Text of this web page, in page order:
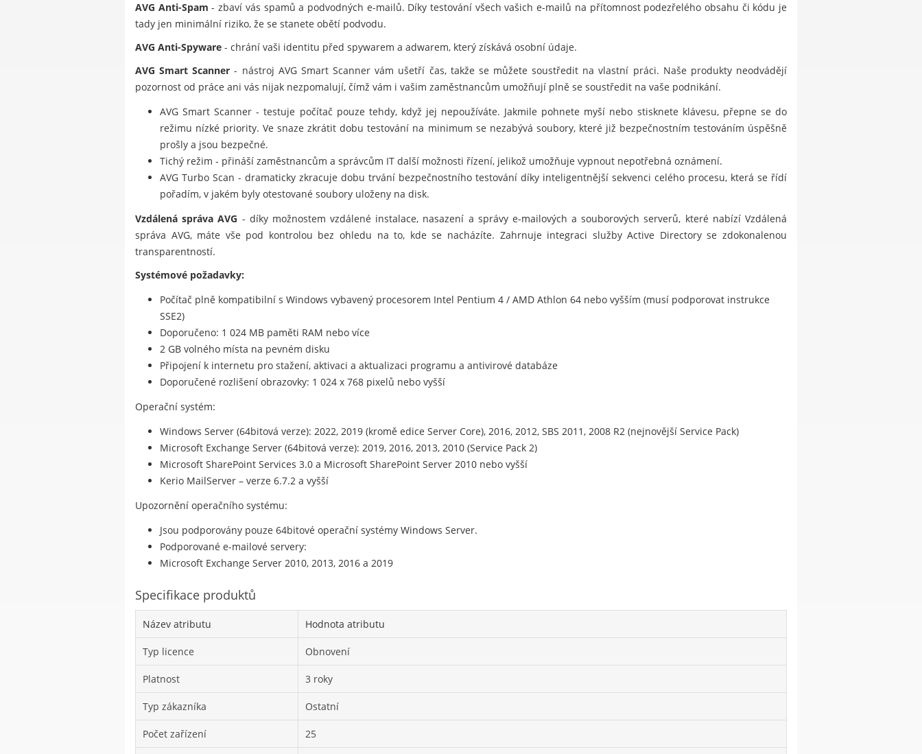
AVG Anti-Spam - zbaví vás spamů a podvodných e-mailů. Díky testování všech vašich e-mailů na přítomnost podezřelého obsahu či kódu je
tady jen minimální riziko, že se stanete obětí podvodu.
AVG Anti-Spyware - chrání vaši identitu před spywarem a adwarem, který získává osobní údaje.
AVG Smart Scanner - nástroj AVG Smart Scanner vám ušetří čas, takže se můžete soustředit na vlastní práci. Naše produkty neodvádějí
pozornost od práce ani vás nijak nezpomalují, čímž vám i vašim zaměstnancům umožňují plně se soustředit na vaše podnikání.
AVG Smart Scanner - testuje počítač pouze tehdy, když jej nepoužíváte. Jakmile pohnete myší nebo stisknete klávesu, přepne se do
režimu nízké priority. Ve snaze zkrátit dobu testování na minimum se nezabývá soubory, které již bezpečnostním testováním úspěšně
prošly a jsou bezpečné.
Tichý režim - přináší zaměstnancům a správcům IT další možnosti řízení, jelikož umožňuje vypnout nepotřebná oznámení.
AVG Turbo Scan - dramaticky zkracuje dobu trvání bezpečnostního testování díky inteligentnější sekvenci celého procesu, která se řídí
pořadím, v jakém byly otestované soubory uloženy na disk.
Vzdálená správa AVG - díky možnostem vzdálené instalace, nasazení a správy e-mailových a souborových serverů, které nabízí Vzdálená
správa AVG, máte vše pod kontrolou bez ohledu na to, kde se nacházíte. Zahrnuje integraci služby Active Directory se zdokonalenou
transparentností.
Systémové požadavky:
Počítač plně kompatibilní s Windows vybavený procesorem Intel Pentium 4 / AMD Athlon 64 nebo vyšším (musí podporovat instrukce
SSE2)
Doporučeno: 1 024 MB paměti RAM nebo více
2 GB volného místa na pevném disku
Připojení k internetu pro stažení, aktivaci a aktualizaci programu a antivirové databáze
Doporučené rozlišení obrazovky: 1 024 x 768 pixelů nebo vyšší
Operační systém:
Windows Server (64bitová verze): 2022, 2019 (kromě edice Server Core), 2016, 2012, SBS 2011, 2008 R2 (nejnovější Service Pack)
Microsoft Exchange Server (64bitová verze): 2019, 2016, 2013, 2010 (Service Pack 2)
Microsoft SharePoint Services 3.0 a Microsoft SharePoint Server 2010 nebo vyšší
Kerio MailServer – verze 6.7.2 a vyšší
Upozornění operačního systému:
Jsou podporovány pouze 64bitové operační systémy Windows Server.
Podporované e-mailové servery:
Microsoft Exchange Server 2010, 2013, 2016 a 2019
Specifikace produktů
Název atributu Hodnota atributu
Typ licence Obnovení
Platnost 3 roky
Typ zákazníka Ostatní
Počet zařízení 25